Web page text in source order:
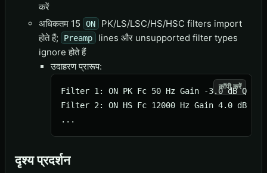
करें
अधिकतम 15
ON
PK/LS/LSC/HS/HSC filters import
होते हैं;
Preamp
lines और unsupported filter types
ignore होते हैं
उदाहरण प्रारूप:
Filter 1: ON PK Fc 50 Hz Gain -3.0 dB Q
Filter 2: ON HS Fc 12000 Hz Gain 4.0 dB Q
कॉपी करें
दृश्य प्रदर्शन